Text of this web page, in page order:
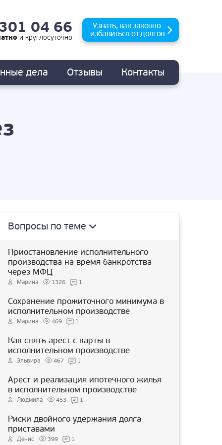
04 66
икруглосуточно
Узнать, как законно
избавиться от долгов
дела Отзывы Контакты
Вопросы по теме
Приостановление исполнительного
производства на время банкротства
через МФЦ
Марина 1326 1
Сохранение прожиточного минимума в
исполнительном производстве
Марина 469 1
Как снять арест с карты в
исполнительном производстве
Эльвира 467 1
Арест и реализация ипотечного жилья
в исполнительном производстве
Людмила 453 1
Риски двойного удержания долга
приставами
Денис 399 1